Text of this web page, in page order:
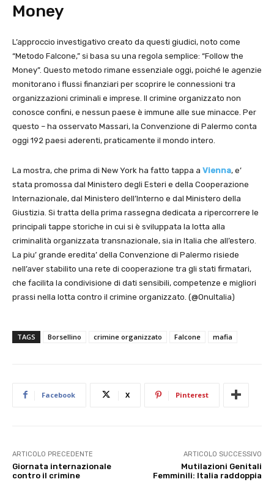
Money
L’approccio investigativo creato da questi giudici, noto come
“Metodo Falcone,” si basa su una regola semplice: “Follow the
Money”. Questo metodo rimane essenziale oggi, poiché le agenzie
monitorano i flussi finanziari per scoprire le connessioni tra
organizzazioni criminali e imprese. Il crimine organizzato non
conosce confini, e nessun paese è immune alle sue minacce. Per
questo – ha osservato Massari, la Convenzione di Palermo conta
oggi 192 paesi aderenti, praticamente il mondo intero.
La mostra, che prima di New York ha fatto tappa a Vienna, e’
stata promossa dal Ministero degli Esteri e della Cooperazione
Internazionale, dal Ministero dell’Interno e dal Ministero della
Giustizia. Si tratta della prima rassegna dedicata a ripercorrere le
principali tappe storiche in cui si è sviluppata la lotta alla
criminalità organizzata transnazionale, sia in Italia che all’estero.
La piu’ grande eredita’ della Convenzione di Palermo risiede
nell’aver stabilito una rete di cooperazione tra gli stati firmatari,
che facilita la condivisione di dati sensibili, competenze e migliori
prassi nella lotta contro il crimine organizzato. (@OnuItalia)
TAGS Borsellino crimine organizzato Falcone mafia
Facebook X Pinterest
ARTICOLO PRECEDENTE
Giornata internazionale
contro il crimine
ARTICOLO SUCCESSIVO
Mutilazioni Genitali
Femminili: Italia raddoppia